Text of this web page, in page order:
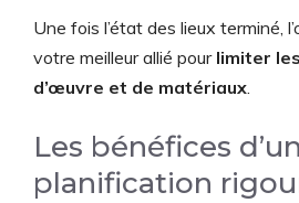
Une fois l’état des lieux terminé,
votre meilleur allié pour limiter
d’œuvre et de matériaux.
Les bénéfices
planification